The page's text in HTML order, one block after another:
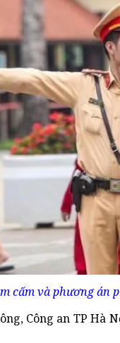
cấm và phương án
Công an TP Hà